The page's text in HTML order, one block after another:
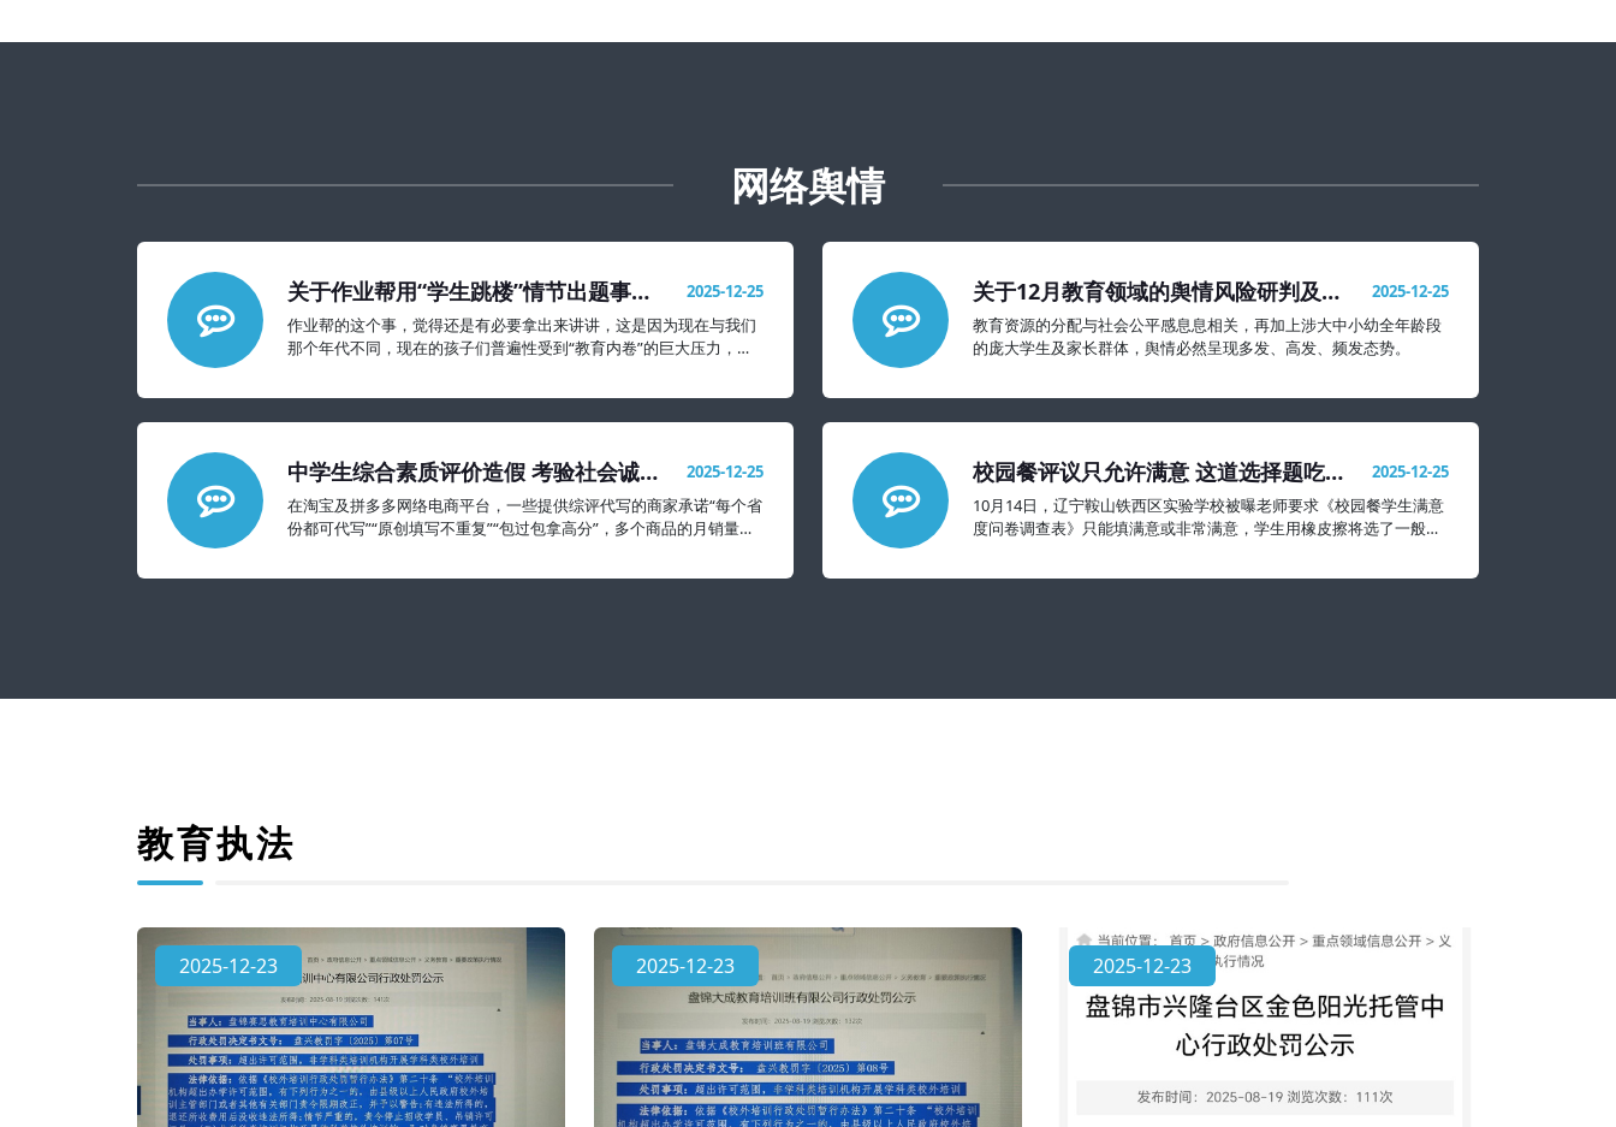
网络舆情
关于作业帮用“学生跳楼”情节出题事件
的教育警示
2025-12-25
作业帮的这个事，觉得还是有必要拿出来讲讲，这是因为现在与我们
那个年代不同，现在的孩子们普遍性受到“教育内卷”的巨大压力，抑
关于12月教育领域的舆情风险研判及处
置建议
2025-12-25
教育资源的分配与社会公平感息息相关，再加上涉大中小幼全年龄段
的庞大学生及家长群体，舆情必然呈现多发、高发、频发态势。
中学生综合素质评价造假 考验社会诚信
与契约精神
2025-12-25
在淘宝及拼多多网络电商平台，一些提供综评代写的商家承诺“每个省
份都可代写”“原创填写不重复”“包过包拿高分”，多个商品的月销量达
校园餐评议只允许满意 这道选择题吃相
太难看
2025-12-25
10月14日，辽宁鞍山铁西区实验学校被曝老师要求《校园餐学生满意
度问卷调查表》只能填满意或非常满意，学生用橡皮擦将选了一般和
教育执法
2025-12-23 2025-12-23 2025-12-23